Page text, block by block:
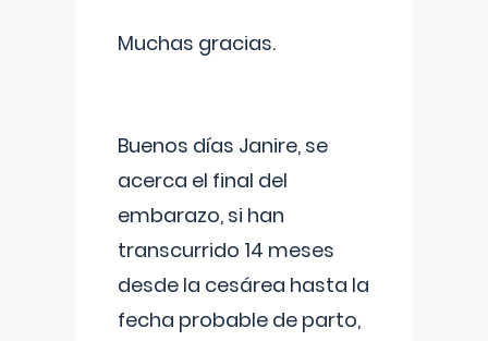
Muchas gracias.
Buenos días Janire, se
acerca el final del
embarazo, si han
transcurrido 14 meses
desde la cesárea hasta la
fecha probable de parto,